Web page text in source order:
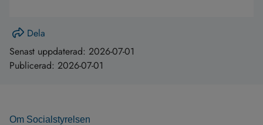
Dela
Senast uppdaterad: 2026-07-01
Publicerad: 2026-07-01
Om Socialstyrelsen